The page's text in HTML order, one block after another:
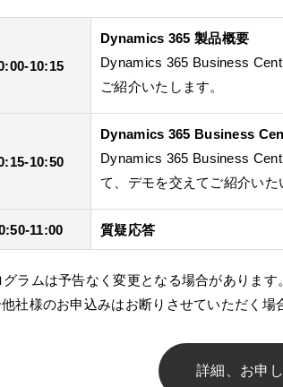
10:15
Dynamics 365 製品概要
Dynamics 365 Business
ご紹介いたします。
10:50
Dynamics 365 Business
Dynamics 365 Business
て、デモを交えてご紹介いた
11:00 質疑応答
ラムは予告なく変更となる場合があります。
社様のお申込みはお断りさせていただく場
詳細、お申